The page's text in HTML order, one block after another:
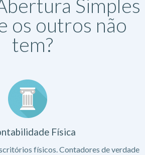
Simples
os outros não
tem?
Física
físicos. Contadores de verdade